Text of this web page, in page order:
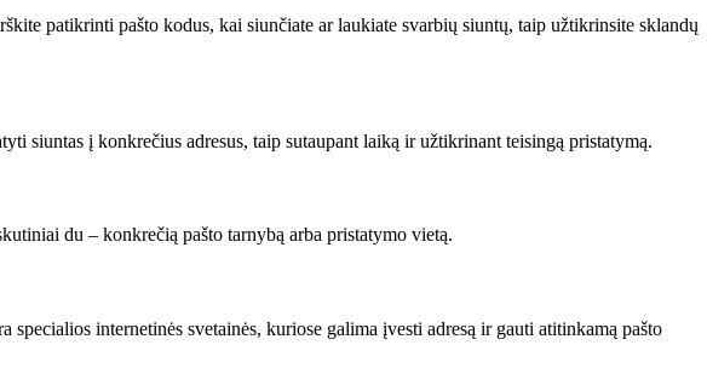
patikrinti pašto kodus, kai siunčiate ar laukiate svarbių siuntų, taip užtikrinsite sklandų
siuntas į konkrečius adresus, taip sutaupant laiką ir užtikrinant teisingą pristatymą.
du – konkrečią pašto tarnybą arba pristatymo vietą.
internetinės svetainės, kuriose galima įvesti adresą ir gauti atitinkamą pašto